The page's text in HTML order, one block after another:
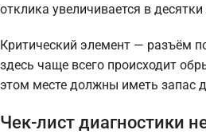
отклика увеличивается в десятки
Критический элемент — разъём
здесь чаще всего происходит
этом месте должны иметь запас
Чек-лист диагностики